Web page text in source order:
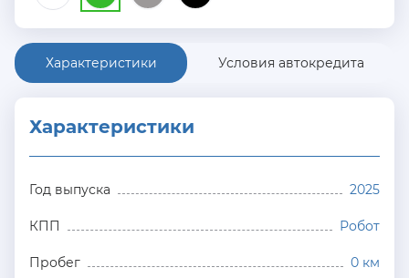
Характеристики Условия автокредита
Характеристики
Год выпуска 2025
КПП Робот
Пробег 0 км